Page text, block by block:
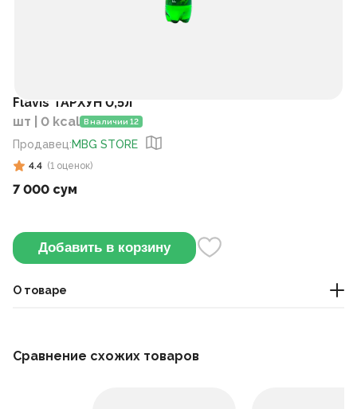
Flavis ТАРХУН 0,5л
шт | 0 kcal В наличии 12
Продавец:MBG STORE
4.4 (1 оценок)
7 000 сум
Добавить в корзину
О товаре
Сравнение схожих товаров